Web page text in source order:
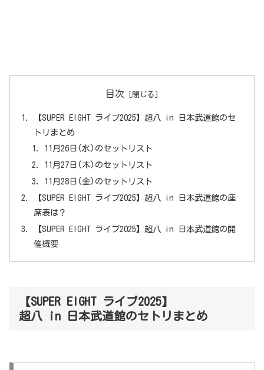
目次
【SUPER EIGHT ライブ2025】超八 in 日本武道館のセ
トリまとめ
11月26日(水)のセットリスト
11月27日(木)のセットリスト
11月28日(金)のセットリスト
【SUPER EIGHT ライブ2025】超八 in 日本武道館の座
席表は？
【SUPER EIGHT ライブ2025】超八 in 日本武道館の開
催概要
【SUPER EIGHT ライブ2025】
超八 in 日本武道館のセトリまとめ